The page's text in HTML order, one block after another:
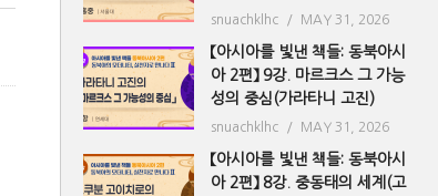
snuachklhc MAY 31, 2026
【아시아를 빛낸 책들: 동북아시
아 2편】 9강. 마르크스 그 가능
성의 중심(가라타니 고진)
snuachklhc MAY 31, 2026
【아시아를 빛낸 책들: 동북아시
아 2편】 8강. 중동태의 세계(고